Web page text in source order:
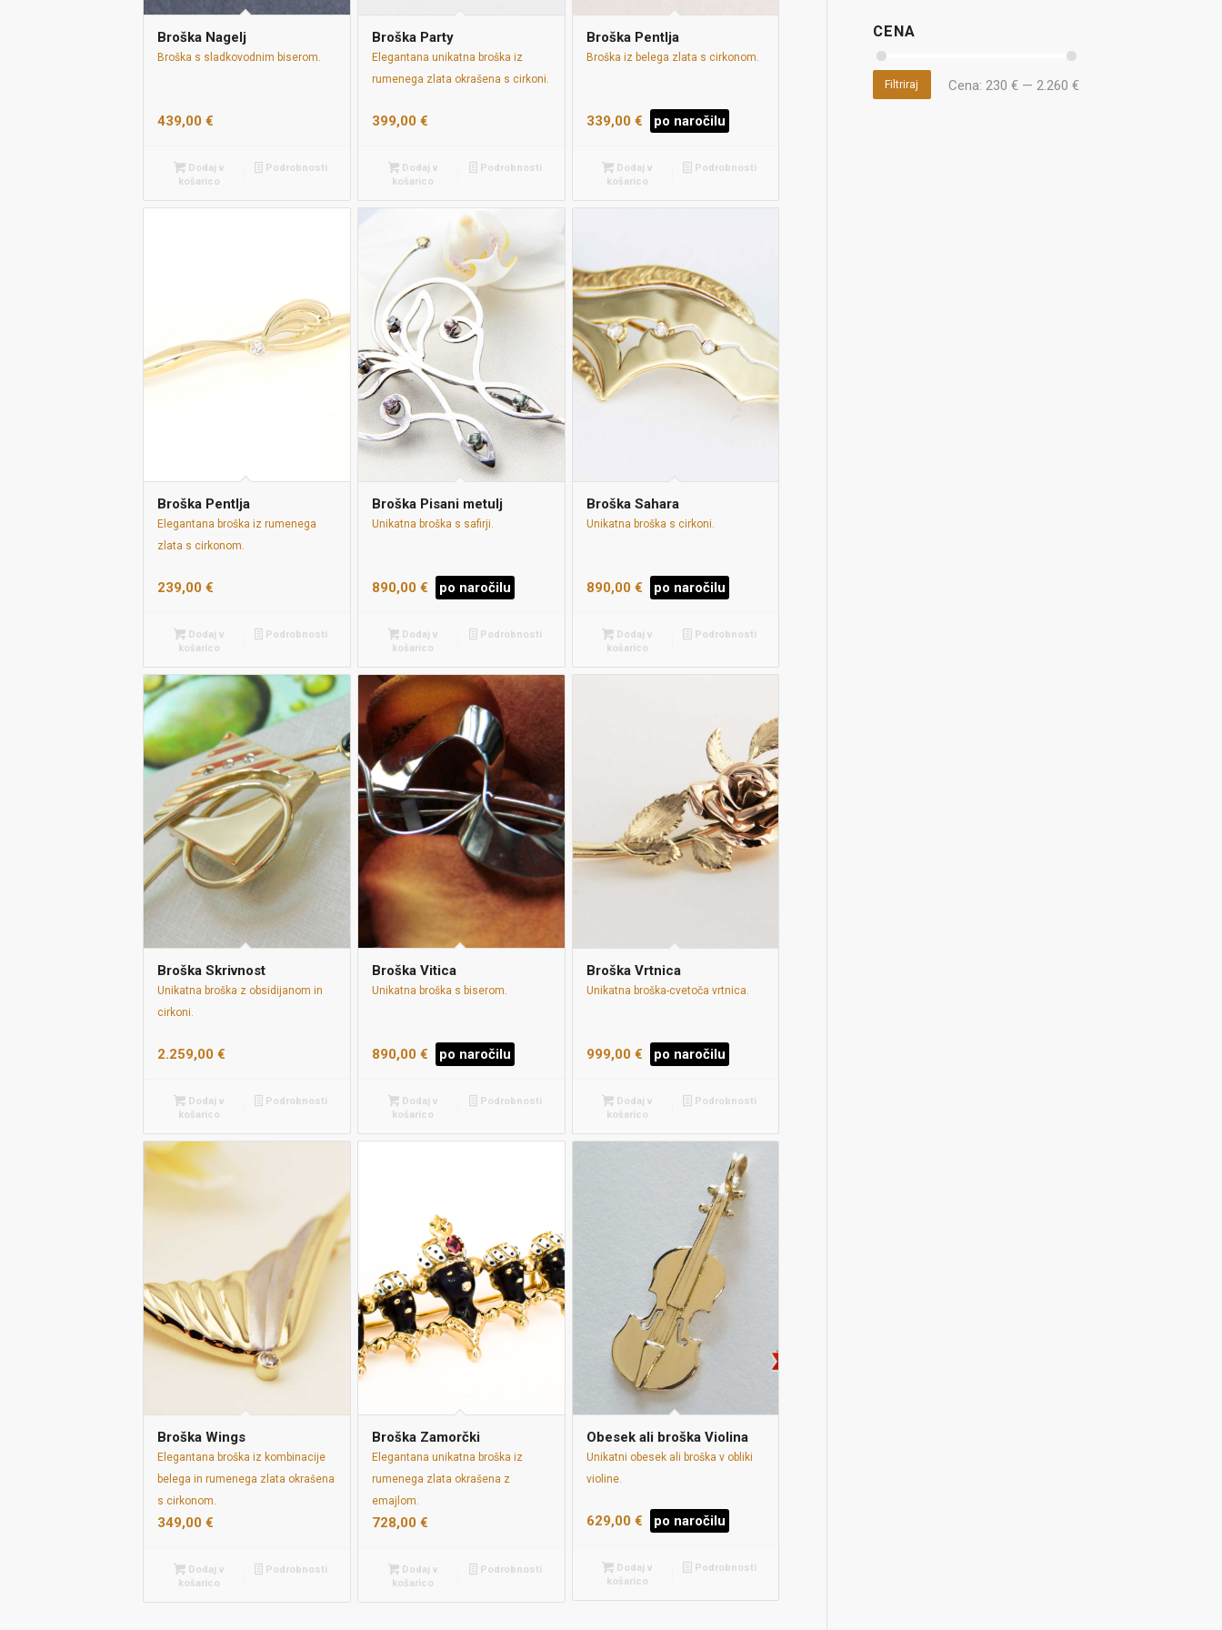
Broška Nagelj
Broška s sladkovodnim biserom.
439,00 €
Dodaj v
košarico
Podrobnosti
Broška Party
Elegantana unikatna broška iz
rumenega zlata okrašena s cirkoni.
399,00 €
Dodaj v
košarico
Podrobnosti
Broška Pentlja
Broška iz belega zlata s cirkonom.
339,00 € po naročilu
Dodaj v
košarico
Podrobnosti
Broška Pentlja
Elegantana broška iz rumenega
zlata s cirkonom.
239,00 €
Dodaj v
košarico
Podrobnosti
Broška Pisani metulj
Unikatna broška s safirji.
890,00 € po naročilu
Dodaj v
košarico
Podrobnosti
Broška Sahara
Unikatna broška s cirkoni.
890,00 € po naročilu
Dodaj v
košarico
Podrobnosti
Broška Skrivnost
Unikatna broška z obsidijanom in
cirkoni.
2.259,00 €
Dodaj v
košarico
Podrobnosti
Broška Vitica
Unikatna broška s biserom.
890,00 € po naročilu
Dodaj v
košarico
Podrobnosti
Broška Vrtnica
Unikatna broška-cvetoča vrtnica.
999,00 € po naročilu
Dodaj v
košarico
Podrobnosti
Broška Wings
Elegantana broška iz kombinacije
belega in rumenega zlata okrašena
s cirkonom.
349,00 €
Dodaj v
košarico
Podrobnosti
Broška Zamorčki
Elegantana unikatna broška iz
rumenega zlata okrašena z
emajlom.
728,00 €
Dodaj v
košarico
Podrobnosti
Obesek ali broška Violina
Unikatni obesek ali broška v obliki
violine.
629,00 € po naročilu
Dodaj v
košarico
Podrobnosti
CENA
Filtriraj Cena: 230 € — 2.260 €